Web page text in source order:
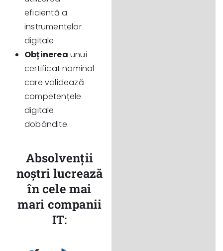
eficientă a
instrumentelor
digitale.
Obținerea unui
certificat nominal
care validează
competențele
digitale
dobândite.
Absolvenții
noștri lucrează
în cele mai
mari companii
IT: